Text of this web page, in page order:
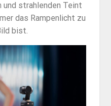
und strahlenden Teint
das Rampenlicht zu
bist.